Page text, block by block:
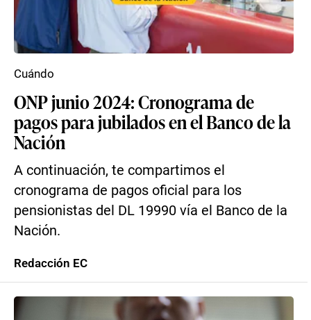
ONP junio 2024: Cronograma de
pagos para jubilados en el Banco de la
Nación
A continuación, te compartimos el
cronograma de pagos oficial para los
pensionistas del DL 19990 vía el Banco de la
Nación.
Cuándo
Redacción EC